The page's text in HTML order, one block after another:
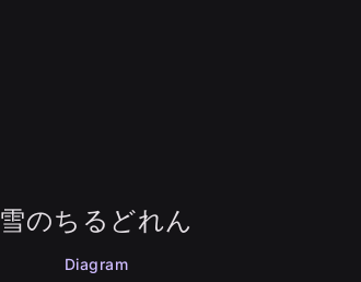
雪のちるどれん
Diagram